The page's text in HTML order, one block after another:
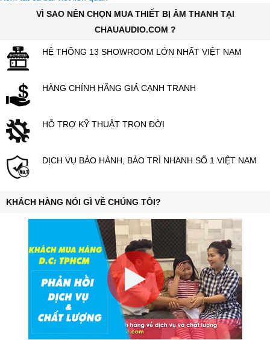
VÌ SAO NÊN CHỌN MUA THIẾT BỊ ÂM THANH TẠI
CHAUAUDIO.COM ?
HỆ THỐNG 13 SHOWROOM LỚN NHẤT VIỆT NAM
HÀNG CHÍNH HÃNG GIÁ CẠNH TRANH
HỖ TRỢ KỸ THUẬT TRỌN ĐỜI
DỊCH VỤ BẢO HÀNH, BẢO TRÌ NHANH SỐ 1 VIỆT NAM
KHÁCH HÀNG NÓI GÌ VỀ CHÚNG TÔI?